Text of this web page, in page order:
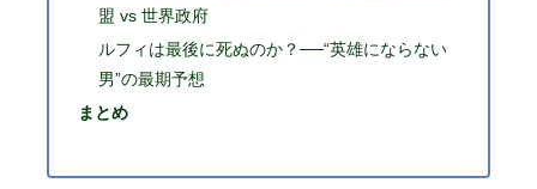
盟 vs 世界政府
ルフィは最後に死ぬのか？──“英雄にならない
男”の最期予想
まとめ